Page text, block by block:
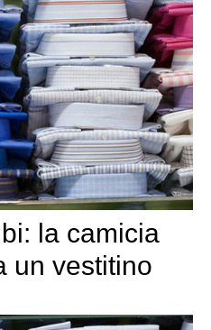
la camicia
un vestitino